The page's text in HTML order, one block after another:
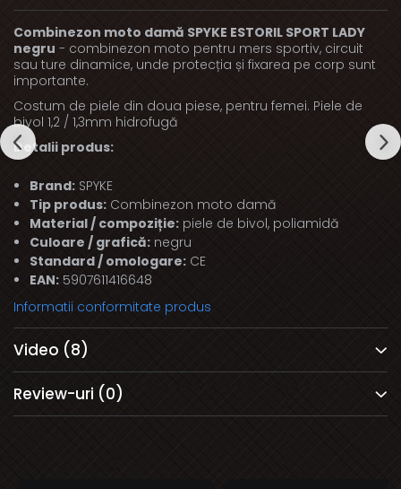
Combinezon moto damă SPYKE ESTORIL SPORT LADY
negru - combinezon moto pentru mers sportiv, circuit
sau ture dinamice, unde protecția și fixarea pe corp sunt
importante.
Costum de piele din doua piese, pentru femei. Piele de
bivol 1,2 / 1,3mm hidrofugă
Detalii produs:
Brand: SPYKE
Tip produs: Combinezon moto damă
Material / compoziție: piele de bivol, poliamidă
Culoare / grafică: negru
Standard / omologare: CE
EAN: 5907611416648
Informatii conformitate produs
Video (8)
Review-uri (0)